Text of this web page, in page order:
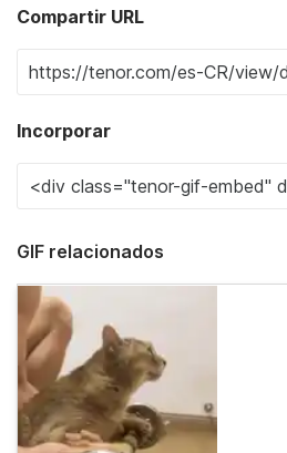
Compartir URL
Incorporar
GIF relacionados